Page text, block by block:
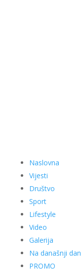
Naslovna
Vijesti
Društvo
Sport
Lifestyle
Video
Galerija
Na današnji dan
PROMO